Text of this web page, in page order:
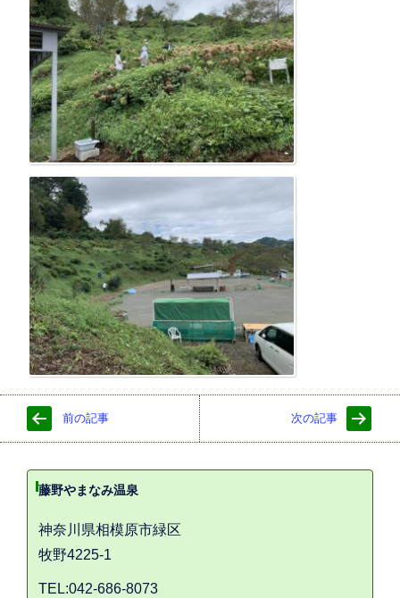
前の記事 次の記事
藤野やまなみ温泉
神奈川県相模原市緑区
牧野4225-1
TEL:042-686-8073